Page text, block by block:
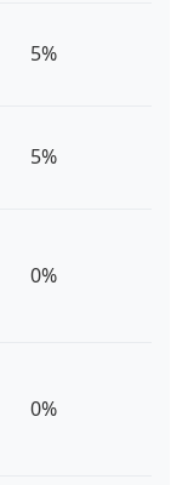
5%
5%
0%
0%